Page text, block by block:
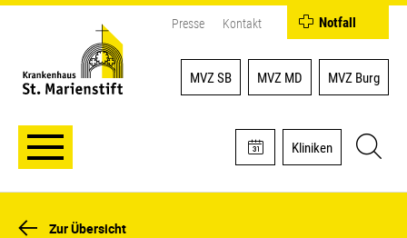
Presse Kontakt
Kliniken
MVZ SB MVZ MD MVZ Burg
Notfall
Zur Übersicht